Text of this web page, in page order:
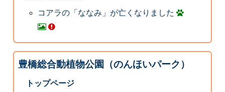
コアラの「ななみ」が亡くなりました
豊橋総合動植物公園（のんほいパーク）
トップページ